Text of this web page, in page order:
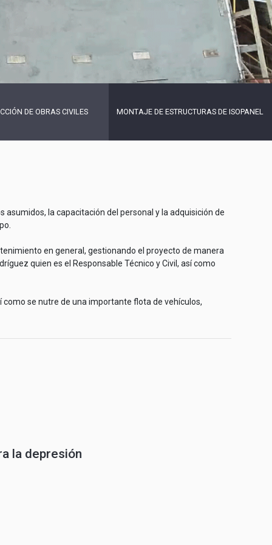
DE OBRAS CIVILES MONTAJE DE ESTRUCTURAS DE ISOPANEL
asumidos, la capacitación del personal y la adquisición de
en general, gestionando el proyecto de manera
quien es el Responsable Técnico y Civil, así como
se nutre de una importante flota de vehículos,
la depresión